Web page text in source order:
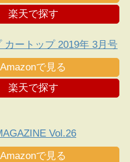
楽天で探す
カートップ 2019年 3月号
Amazonで見る
楽天で探す
Vol.26
Amazonで見る